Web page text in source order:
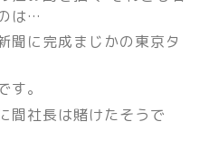
は…
聞に完成まじかの東京タ
。
間社長は賭けたそうで